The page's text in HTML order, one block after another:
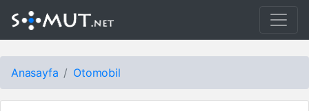
Anasayfa Otomobil